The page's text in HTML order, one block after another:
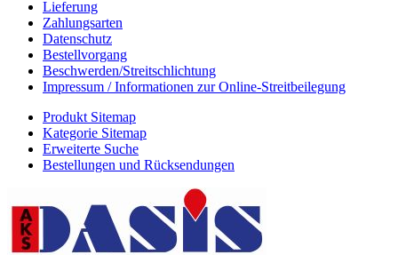
Lieferung
Zahlungsarten
Datenschutz
Bestellvorgang
Beschwerden/Streitschlichtung
Impressum / Informationen zur Online-Streitbeilegung
Produkt Sitemap
Kategorie Sitemap
Erweiterte Suche
Bestellungen und Rücksendungen